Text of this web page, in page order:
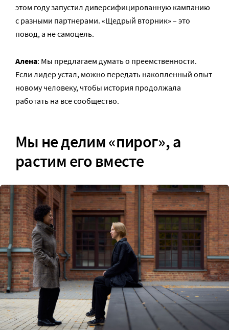
этом году запустил диверсифицированную кампанию
с разными партнерами. «Щедрый вторник» – это
повод, а не самоцель.
Алена: Мы предлагаем думать о преемственности.
Если лидер устал, можно передать накопленный опыт
новому человеку, чтобы история продолжала
работать на все сообщество.
Мы не делим «пирог», а
растим его вместе